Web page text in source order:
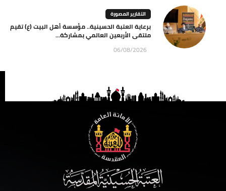
التقارير المصورة
برعاية العتبة الحسينية.. مؤسسة أهل البيت (ع) تقيم
ملتقى الأربعين العالمي بمشاركة...
06/08/2026